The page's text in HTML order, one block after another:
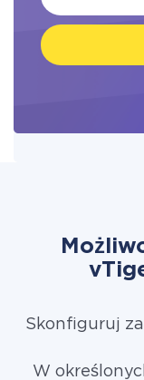
Skonfiguruj
W